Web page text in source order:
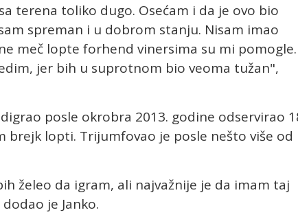
terena toliko dugo. Osećam i da je ovo bio
spreman i u dobrom stanju. Nisam imao
meč lopte forhend vinersima su mi pomogle.
jer bih u suprotnom bio veoma tužan",
posle okrobra 2013. godine odservirao
brejk lopti. Trijumfovao je posle nešto više od
želeo da igram, ali najvažnije je da imam taj
je Janko.